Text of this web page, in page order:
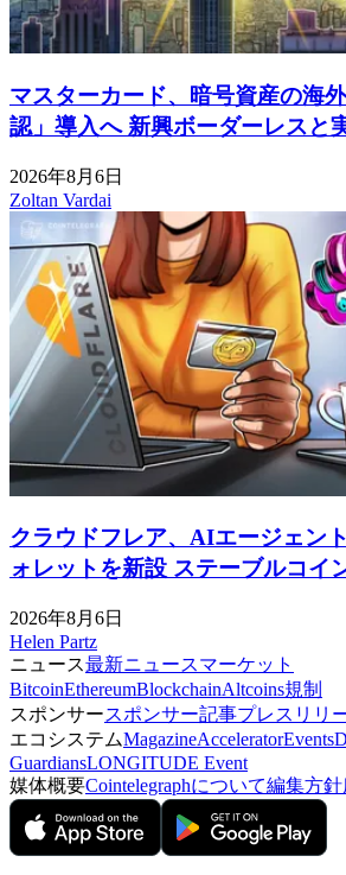
マスターカード、暗号資産の海
認」導入へ 新興ボーダーレスと
2026年8月6日
Zoltan Vardai
クラウドフレア、AIエージェン
ォレットを新設 ステーブルコイ
2026年8月6日
Helen Partz
ニュース最新ニュースマーケット
BitcoinEthereumBlockchainAltcoins規制
スポンサースポンサー記事プレスリリ
エコシステムMagazineAcceleratorEvents
GuardiansLONGITUDE Event
媒体概要Cointelegraphについて編集方針